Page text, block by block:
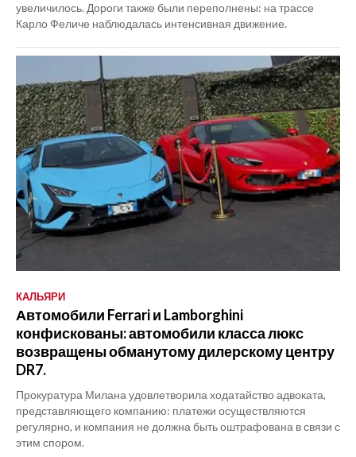
увеличилось. Дороги также были переполнены: на трассе
Карло Феличе наблюдалась интенсивная движение.
КАЛЬЯРИ
Автомобили Ferrari и Lamborghini
конфискованы: автомобили класса люкс
возвращены обманутому дилерскому центру
DR7.
Прокуратура Милана удовлетворила ходатайство адвоката,
представляющего компанию: платежи осуществляются
регулярно, и компания не должна быть оштрафована в связи с
этим спором.